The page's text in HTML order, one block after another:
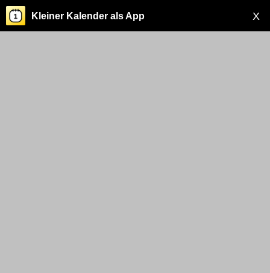
X
Kleiner Kalender als App